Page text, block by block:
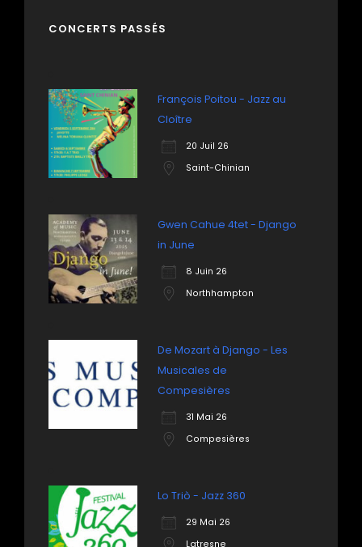
CONCERTS PASSÉS
François Poitou - Jazz au
Cloître
20 Juil 26
Saint-Chinian
Gwen Cahue 4tet - Django
in June
8 Juin 26
Northhampton
De Mozart à Django - Les
Musicales de
Compesières
31 Mai 26
Compesières
Lo Triò - Jazz 360
29 Mai 26
Latresne